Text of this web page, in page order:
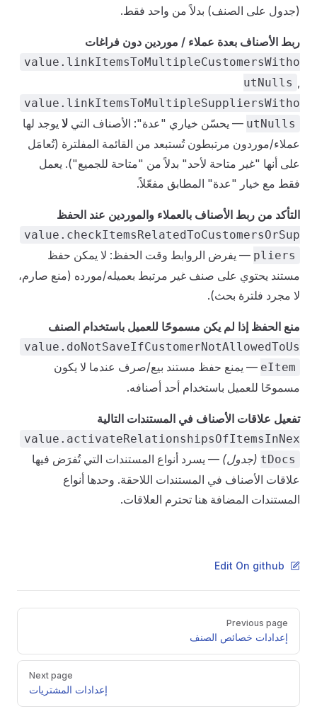
(جدول على الصنف) بدلاً من واحد فقط.
ربط الأصناف بعدة عملاء / موردين دون فراغات
value.linkItemsToMultipleCustomersWitho
utNulls ,
value.linkItemsToMultipleSuppliersWitho
utNulls — يحسّن خياري "عدة": الأصناف التي لا يوجد لها
عملاء/موردون مرتبطون تُستبعد من القائمة المفلترة (تُعامَل
على أنها "غير متاحة لأحد" بدلاً من "متاحة للجميع"). يعمل
فقط مع خيار "عدة" المطابق مفعّلاً.
التأكد من ربط الأصناف بالعملاء والموردين عند الحفظ
value.checkItemsRelatedToCustomersOrSup
pliers — يفرض الروابط وقت الحفظ: لا يمكن حفظ
مستند يحتوي على صنف غير مرتبط بعميله/مورده (منع صارم،
لا مجرد فلترة بحث).
منع الحفظ إذا لم يكن مسموحًا للعميل باستخدام الصنف
value.doNotSaveIfCustomerNotAllowedToUs
eItem — يمنع حفظ مستند بيع/صرف عندما لا يكون
مسموحًا للعميل باستخدام أحد أصنافه.
تفعيل علاقات الأصناف في المستندات التالية
value.activateRelationshipsOfItemsInNex
tDocs (جدول) — يسرد أنواع المستندات التي تُفرَض فيها
علاقات الأصناف في المستندات اللاحقة. وحدها أنواع
المستندات المضافة هنا تحترم العلاقات.
Edit On github
Previous page
إعدادات خصائص الصنف
Next page
إعدادات المشتريات